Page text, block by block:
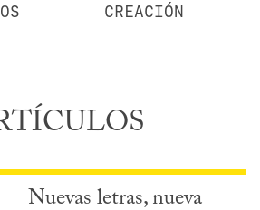
CREACIÓN
Nuevas letras, nueva